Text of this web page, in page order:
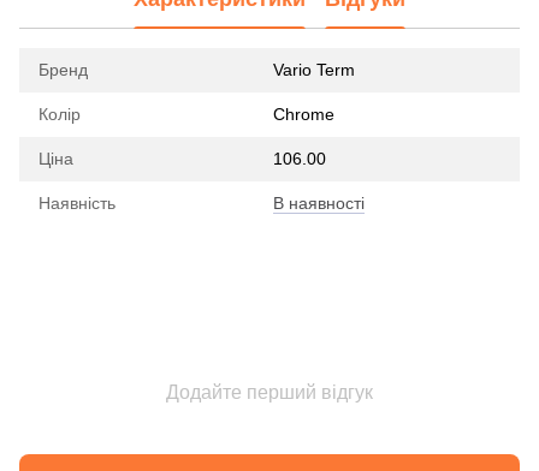
Бренд Vario Term
Колір Chrome
Ціна 106.00
Наявність В наявності
Додайте перший відгук